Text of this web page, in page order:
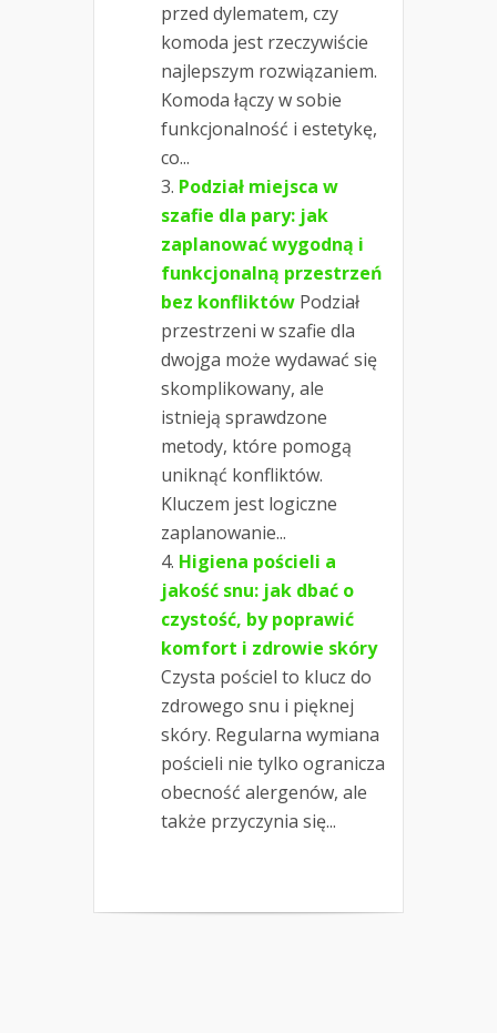
przed dylematem, czy
komoda jest rzeczywiście
najlepszym rozwiązaniem.
Komoda łączy w sobie
funkcjonalność i estetykę,
co...
Podział miejsca w
szafie dla pary: jak
zaplanować wygodną i
funkcjonalną przestrzeń
bez konfliktów Podział
przestrzeni w szafie dla
dwojga może wydawać się
skomplikowany, ale
istnieją sprawdzone
metody, które pomogą
uniknąć konfliktów.
Kluczem jest logiczne
zaplanowanie...
Higiena pościeli a
jakość snu: jak dbać o
czystość, by poprawić
komfort i zdrowie skóry
Czysta pościel to klucz do
zdrowego snu i pięknej
skóry. Regularna wymiana
pościeli nie tylko ogranicza
obecność alergenów, ale
także przyczynia się...